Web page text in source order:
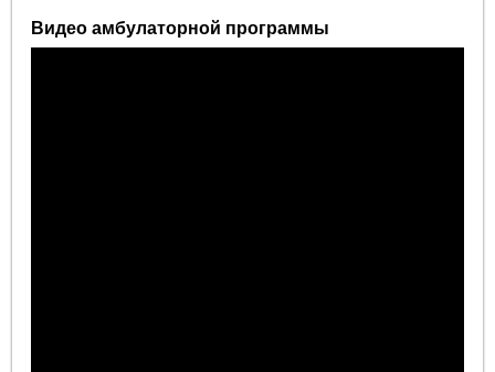
Видео амбулаторной программы